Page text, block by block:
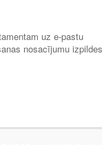
uz e-pastu
nosacījumu izpildes